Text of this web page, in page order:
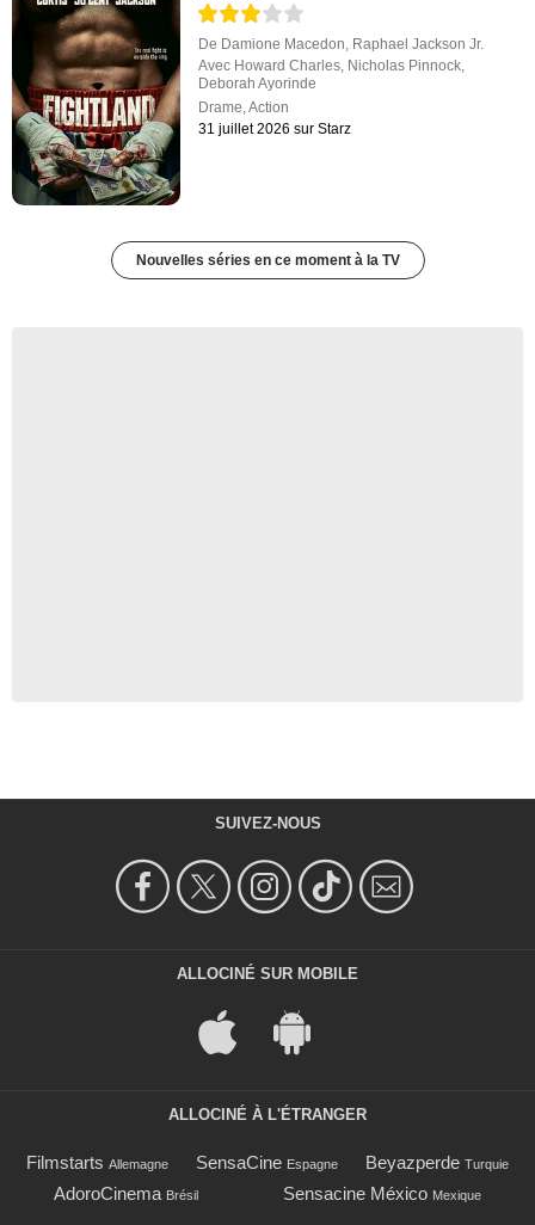
De Damione Macedon, Raphael Jackson Jr.
Avec Howard Charles, Nicholas Pinnock,
Deborah Ayorinde
Drame,Action
31 juillet 2026 sur Starz
Nouvelles séries en ce moment à la TV
SUIVEZ-NOUS
ALLOCINÉ SUR MOBILE
ALLOCINÉ À L'ÉTRANGER
Filmstarts Allemagne SensaCine Espagne Beyazperde Turquie
AdoroCinema Brésil Sensacine México Mexique